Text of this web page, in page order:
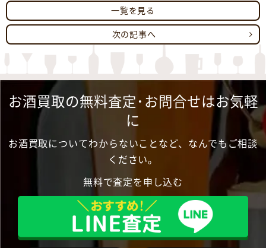
一覧を見る
次の記事へ
お酒買取の無料査定･お問合せはお気軽
に
お酒買取についてわからないことなど、なんでもご相談
ください。
無料で査定を申し込む